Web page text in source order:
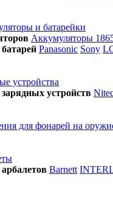
и батарейки
Аккумуляторы
Panasonic Sony
устройства
устройств
для фонарей на
Barnett